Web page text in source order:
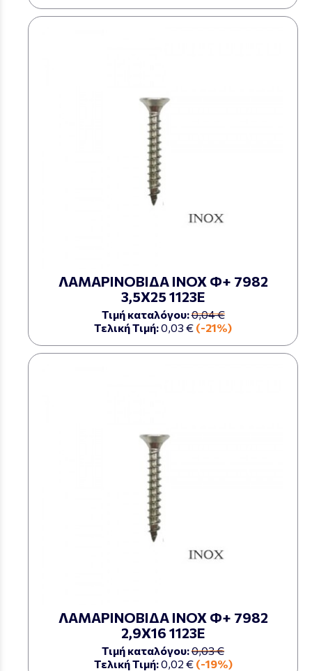
ΛΑΜΑΡΙΝΟΒΙΔΑ ΙΝΟΧ Φ+ 7982
3,5Χ25 1123Ε
Τιμή καταλόγου:0,04 €
Τελική Τιμή:0,03 € (-21%)
ΛΑΜΑΡΙΝΟΒΙΔΑ ΙΝΟΧ Φ+ 7982
2,9Χ16 1123Ε
Τιμή καταλόγου:0,03 €
Τελική Τιμή:0,02 € (-19%)